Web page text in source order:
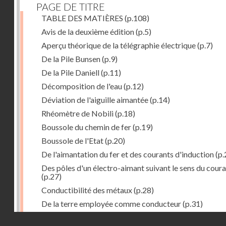
PAGE DE TITRE
TABLE DES MATIÈRES (p.108)
Avis de la deuxième édition(p.5)
Aperçu théorique de la télégraphie électrique(p.7)
De la Pile Bunsen(p.9)
De la Pile Daniell(p.11)
Décomposition de l'eau(p.12)
Déviation de l'aiguille aimantée(p.14)
Rhéomètre de Nobili(p.18)
Boussole du chemin de fer(p.19)
Boussole de l'Etat(p.20)
De l'aimantation du fer et des courants d'induction
Des pôles d'un électro-aimant suivant le sens du
(p.27)
Conductibilité des métaux(p.28)
De la terre employée comme conducteur(p.31)